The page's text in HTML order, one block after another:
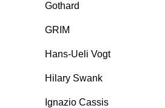
Gothard
GRIM
Hans-Ueli Vogt
Hilary Swank
Ignazio Cassis